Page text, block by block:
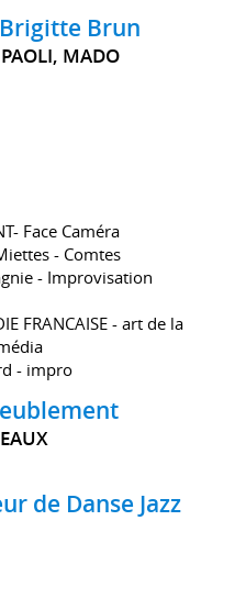
Brun
MADO
Face Caméra
- Comtes
- Improvisation
FRANCAISE - art de la
- impro
de Danse Jazz